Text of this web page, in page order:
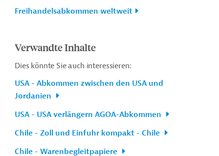
Freihandelsabkommen weltweit
Verwandte Inhalte
Dies könnte Sie auch interessieren:
USA - Abkommen zwischen den USA und
Jordanien
USA - USA verlängern AGOA-Abkommen
Chile - Zoll und Einfuhr kompakt - Chile
Chile - Warenbegleitpapiere